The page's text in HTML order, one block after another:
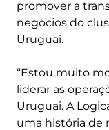
promover a
negócios do
Uruguai.
“Estou muito
liderar as
Uruguai. A
uma história de